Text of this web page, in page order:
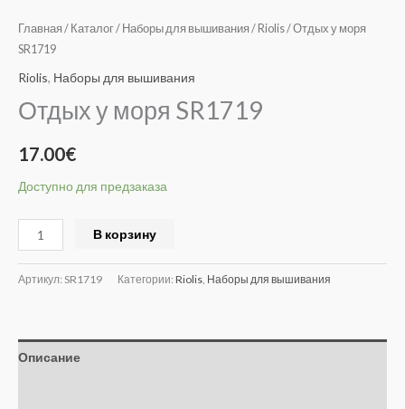
Главная / Каталог/ Наборы для вышивания / Riolis/ Отдых у моря
SR1719
Riolis, Наборы для вышивания
Отдых у моря SR1719
17.00€
Доступно для предзаказа
В корзину
Артикул: SR1719 Категории: Riolis, Наборы для вышивания
Описание